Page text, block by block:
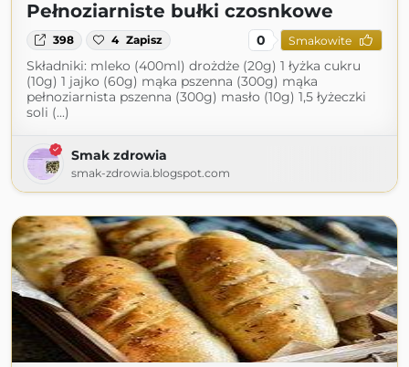
Pełnoziarniste bułki czosnkowe
398 4 Zapisz 0 Smakowite
Składniki: mleko (400ml) drożdże (20g) 1 łyżka cukru
(10g) 1 jajko (60g) mąka pszenna (300g) mąka
pełnoziarnista pszenna (300g) masło (10g) 1,5 łyżeczki
soli (...)
Smak zdrowia
smak-zdrowia.blogspot.com